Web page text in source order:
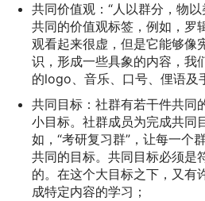
共同价值观：“人以群分，物
共同的价值观标签，例如，罗
观看起来很虚，但是它能够像
识，形成一些具象的内容，我
的logo、音乐、口号、俚语及
共同目标：社群有若干件共同
小目标。社群成员为完成共同
如，“考研复习群”，让每一个
共同的目标。共同目标必须是
的。在这个大目标之下，又有
成特定内容的学习；